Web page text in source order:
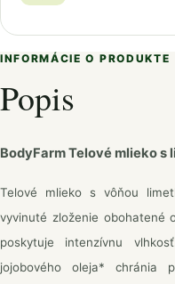
INFORMÁCIE O PRODUKTE
Popis
BodyFarm Telové mlieko
Telové mlieko s vôňou
vyvinuté zloženie obohatené
poskytuje intenzívnu
jojobového oleja* chránia